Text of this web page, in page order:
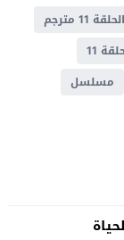
مترجم
11
مسلسل